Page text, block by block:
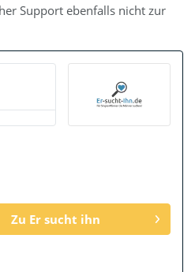
Support ebenfalls nicht zur
Zu Er sucht ihn